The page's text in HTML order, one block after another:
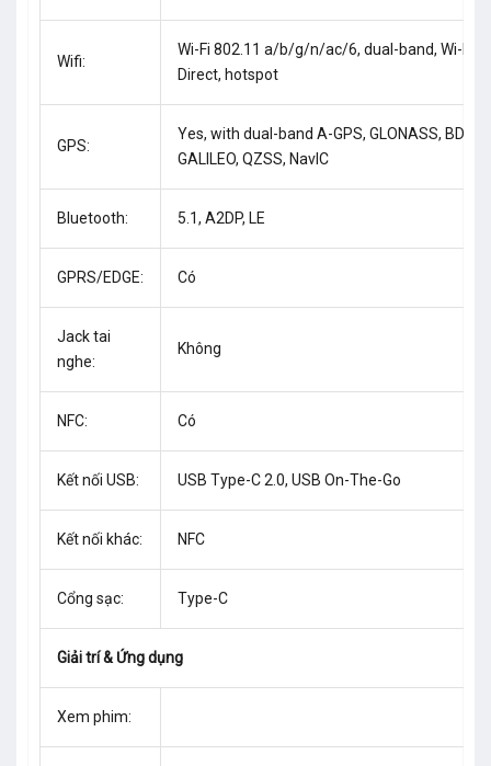
Wifi:
Wi-Fi 802.11 a/b/g/n/ac/6, dual-band, Wi-Fi
Direct, hotspot
GPS:
Yes, with dual-band A-GPS, GLONASS, BDS,
GALILEO, QZSS, NavIC
Bluetooth: 5.1, A2DP, LE
GPRS/EDGE: Có
Jack tai
nghe:
Không
NFC: Có
Kết nối USB: USB Type-C 2.0, USB On-The-Go
Kết nối khác: NFC
Cổng sạc: Type-C
Giải trí & Ứng dụng
Xem phim: